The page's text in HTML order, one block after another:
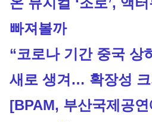
빠져볼까
“코로나 기간 중국 상
새로 생겨… 확장성
[BPAM, 부산국제공